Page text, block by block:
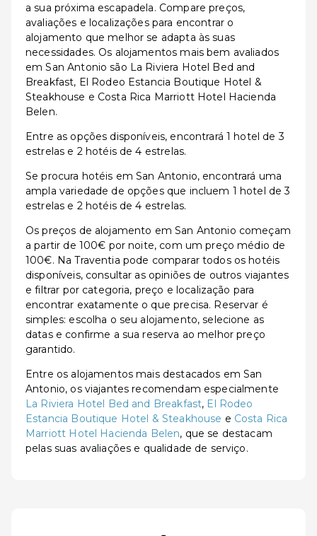
a sua próxima escapadela. Compare preços,
avaliações e localizações para encontrar o
alojamento que melhor se adapta às suas
necessidades. Os alojamentos mais bem avaliados
em San Antonio são La Riviera Hotel Bed and
Breakfast, El Rodeo Estancia Boutique Hotel &
Steakhouse e Costa Rica Marriott Hotel Hacienda
Belen.
Entre as opções disponíveis, encontrará 1 hotel de 3
estrelas e 2 hotéis de 4 estrelas.
Se procura hotéis em San Antonio, encontrará uma
ampla variedade de opções que incluem 1 hotel de 3
estrelas e 2 hotéis de 4 estrelas.
Os preços de alojamento em San Antonio começam
a partir de 100€ por noite, com um preço médio de
100€. Na Traventia pode comparar todos os hotéis
disponíveis, consultar as opiniões de outros viajantes
e filtrar por categoria, preço e localização para
encontrar exatamente o que precisa. Reservar é
simples: escolha o seu alojamento, selecione as
datas e confirme a sua reserva ao melhor preço
garantido.
Entre os alojamentos mais destacados em San
Antonio, os viajantes recomendam especialmente
La Riviera Hotel Bed and Breakfast, El Rodeo
Estancia Boutique Hotel & Steakhouse e Costa Rica
Marriott Hotel Hacienda Belen, que se destacam
pelas suas avaliações e qualidade de serviço.